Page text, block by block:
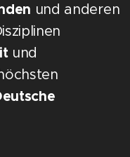
und anderen
und